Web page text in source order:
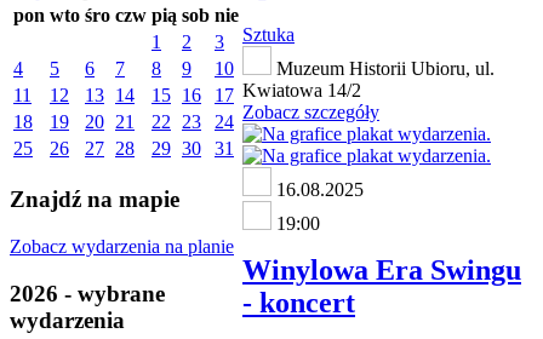
pon wto śro czw pią sob nie
1
2
3
4
5 6 7 8 9
10
11
12 13 14 15 16
17
18
19 20 21 22 23
24
25
26 27 28 29 30 31
Znajdź na mapie
Zobacz wydarzenia na planie
2026 - wybrane
wydarzenia
Sztuka
Muzeum Historii Ubioru, ul.
Kwiatowa 14/2
Zobacz szczegóły
16.08.2025
19:00
Winylowa Era Swingu
- koncert